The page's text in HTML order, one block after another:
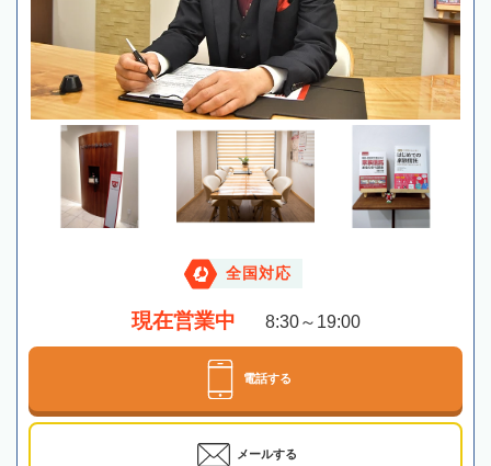
全国対応
現在営業中 8:30～19:00
電話する
メールする